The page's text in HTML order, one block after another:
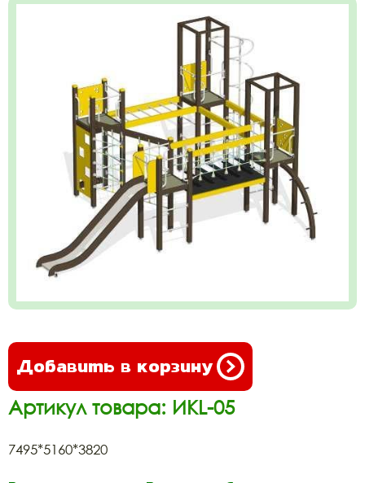
Добавить в корзину
Артикул товара: ИКL-05
7495*5160*3820